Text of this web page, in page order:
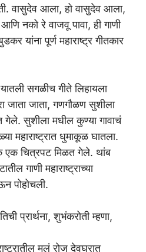
वासुदेव आला, हो वासुदेव आला,
नको रे वाजवू पावा, ही गाणी
यांना पूर्ण महाराष्ट्र गीतकार
सगळीच गीते लिहायला
जाता जाता, गणगौळण सुशीला
सुशीला मधील कुण्या गावाचं
महाराष्ट्रात धुमाकूळ घातला.
एक चित्रपट मिळत गेले. थांब
गाणी महाराष्ट्राच्या
पोहोचली.
प्रार्थना, शुभंकरोती म्हणा,
मुलं रोज देवघरात